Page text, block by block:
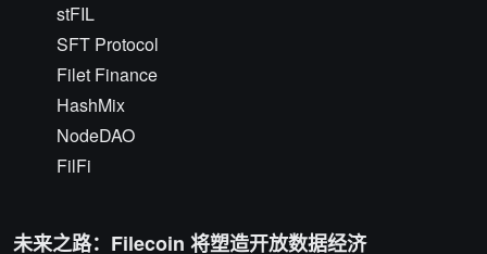
stFIL
SFT Protocol
Filet Finance
HashMix
NodeDAO
FilFi
未来之路：Filecoin 将塑造开放数据经济